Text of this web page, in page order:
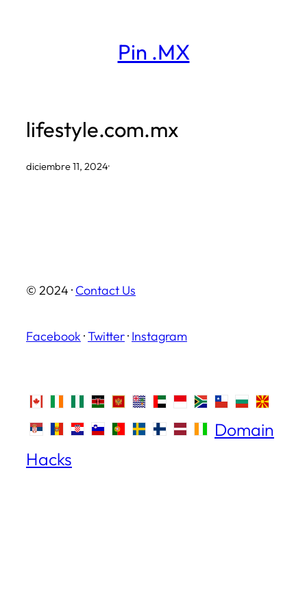
Pin .MX
lifestyle.com.mx
diciembre 11, 2024·
© 2024 · Contact Us
Facebook ·Twitter· Instagram
Domain
Hacks